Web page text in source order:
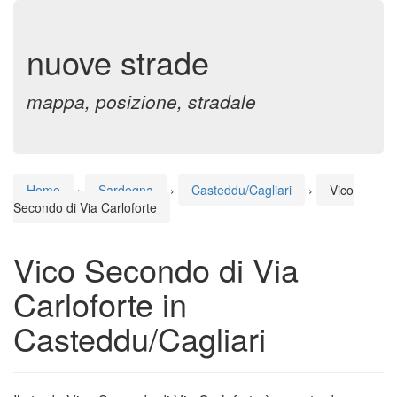
nuove strade
mappa, posizione, stradale
Home › Sardegna › Casteddu/Cagliari ›
Vico
Secondo di Via Carloforte
Vico Secondo di Via
Carloforte in
Casteddu/Cagliari